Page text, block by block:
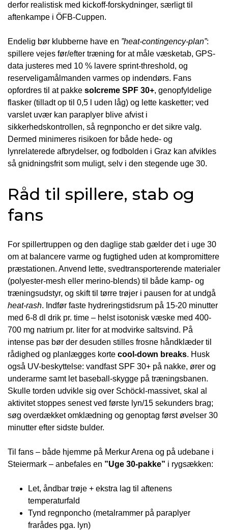
derfor realistisk med kickoff-forskydninger, særligt til
aftenkampe i ÖFB-Cuppen.
Endelig bør klubberne have en ”heat-contingency-plan”:
spillere vejes før/efter træning for at måle væsketab, GPS-
data justeres med 10 % lavere sprint-threshold, og
reserveligamålmanden varmes op indendørs. Fans
opfordres til at pakke solcreme SPF 30+, genopfyldelige
flasker (tilladt op til 0,5 l uden låg) og lette kasketter; ved
varslet uvær kan paraplyer blive afvist i
sikkerhedskontrollen, så regnponcho er det sikre valg.
Dermed minimeres risikoen for både hede- og
lynrelaterede afbrydelser, og fodbolden i Graz kan afvikles
så gnidningsfrit som muligt, selv i den stegende uge 30.
Råd til spillere, stab og
fans
For spillertruppen og den daglige stab gælder det i uge 30
om at balancere varme og fugtighed uden at kompromittere
præstationen. Anvend lette, svedtransporterende materialer
(polyester-mesh eller merino-blends) til både kamp- og
træningsudstyr, og skift til tørre trøjer i pausen for at undgå
heat-rash. Indfør faste hydreringstidsrum på 15-20 minutter
med 6-8 dl drik pr. time – helst isotonisk væske med 400-
700 mg natrium pr. liter for at modvirke saltsvind. På
intense pas bør der desuden stilles frosne håndklæder til
rådighed og planlægges korte cool-down breaks. Husk
også UV-beskyttelse: vandfast SPF 30+ på nakke, ører og
underarme samt let baseball-skygge på træningsbanen.
Skulle torden udvikle sig over Schöckl-massivet, skal al
aktivitet stoppes senest ved første lyn/15 sekunders brag;
søg overdækket omklædning og genoptag først øvelser 30
minutter efter sidste bulder.
Til fans – både hjemme på Merkur Arena og på udebane i
Steiermark – anbefales en ”Uge 30-pakke” i rygsækken:
Let, åndbar trøje + ekstra lag til aftenens
temperaturfald
Tynd regnponcho (metalrammer på paraplyer
frarådes pga. lyn)